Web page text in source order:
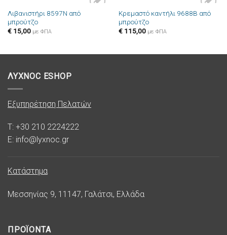
Πρόσθήκη
Λιβανιστήρι 8597N από
μπρούτζο
€15,00 με ΦΠΑ
Πρόσθήκη
Κρεμαστό καντήλι 9688B από
μπρούτζο
€115,00 με ΦΠΑ
ΛΥΧΝΟC ESHOP
Εξυπηρέτηση Πελατών
T: +30 210 2224222
E: info@lyxnoc.gr
Κατάστημα
Μεσσηνίας 9, 11147, Γαλάτσι, Ελλάδα
ΠΡΟΪΟΝΤΑ